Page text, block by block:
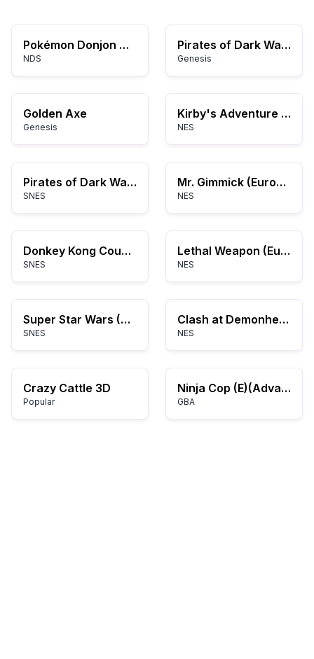
Pokémon Donjon Mystère : Explorateurs du Temps
NDS
Pirates of Dark Water, The (USA, Europe) (May 1994)
Genesis
Golden Axe
Genesis
Kirby's Adventure (USA) (Rev A)
NES
Pirates of Dark Water, The (USA)
SNES
Mr. Gimmick (Europe)
NES
Donkey Kong Country 2 - Diddy's Kong Quest (Germany) (En,De) (Rev A)
SNES
Lethal Weapon (Europe)
NES
Super Star Wars (USA)
SNES
Clash at Demonhead (USA)
NES
Crazy Cattle 3D
Popular
Ninja Cop (E)(Advance-Power)
GBA